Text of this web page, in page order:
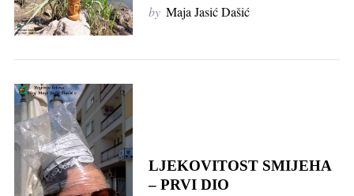
by Maja Jasić Dašić
LJEKOVITOST SMIJEHA
– PRVI DIO